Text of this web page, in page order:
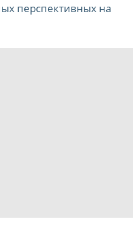
перспективных на